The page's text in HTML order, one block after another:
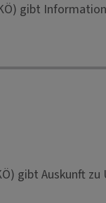
gibt
gibt Auskunft